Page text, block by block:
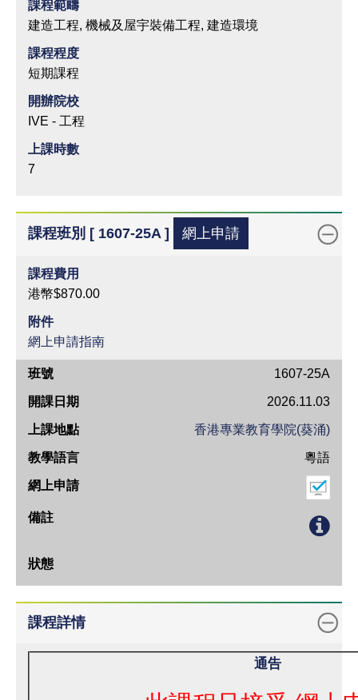
課程範疇
建造工程, 機械及屋宇裝備工程, 建造環境
課程程度
短期課程
開辦院校
IVE - 工程
上課時數
7
課程班別 [ 1607-25A ] 網上申請
課程費用
港幣$870.00
附件
網上申請指南
班
號
開
日
期
上
課
點
學
言
1607-25A
2026.11.03
香港專業教育學院(葵涌)
粵語
課程詳情
通告